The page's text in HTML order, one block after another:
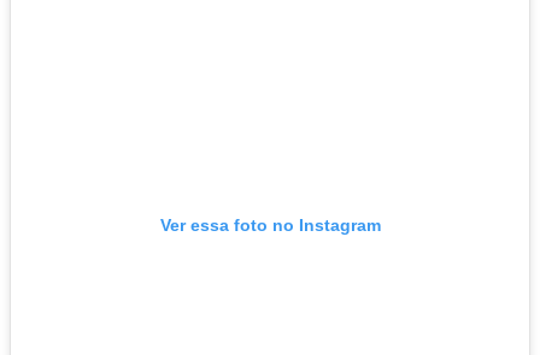
Ver essa foto no Instagram